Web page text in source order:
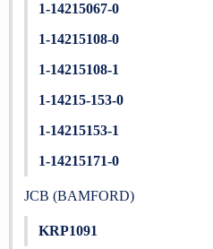
1-14215067-0
1-14215108-0
1-14215108-1
1-14215-153-0
1-14215153-1
1-14215171-0
JCB (BAMFORD)
KRP1091